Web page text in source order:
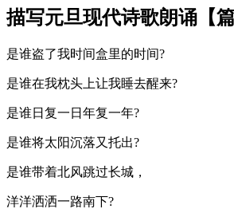
描写元旦现代诗歌朗诵【篇
是谁盗了我时间盒里的时间?
是谁在我枕头上让我睡去醒来?
是谁日复一日年复一年?
是谁将太阳沉落又托出?
是谁带着北风跳过长城，
洋洋洒洒一路南下?